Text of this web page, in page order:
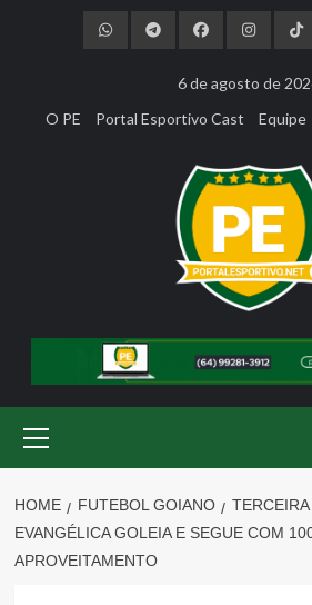
6 de agosto de
O PE
Portal Esportivo Cast Equipe
Menu
HOME FUTEBOL GOIANO
EVANGÉLICA GOLEIA E SEGUE COM
APROVEITAMENTO